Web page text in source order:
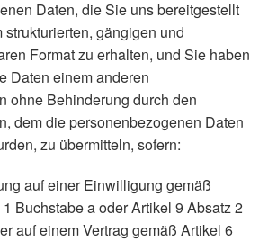
Daten, die Sie uns bereitgestellt
strukturierten, gängigen und
Format zu erhalten, und Sie haben
Daten einem anderen
ohne Behinderung durch den
dem die personenbezogenen Daten
zu übermitteln, sofern:
auf einer Einwilligung gemäß
Buchstabe a oder Artikel 9 Absatz 2
auf einem Vertrag gemäß Artikel 6